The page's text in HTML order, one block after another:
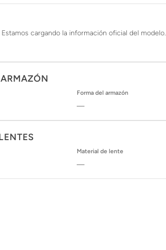
cargando la información oficial del modelo.
Forma del armazón
—
Material de lente
—